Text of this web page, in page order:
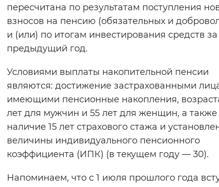
пересчитана по результатам поступления
взносов на пенсию (обязательных и
и (или) по итогам инвестирования средств за
предыдущий год.
Условиями выплаты накопительной пенсии
являются: достижение застрахованными
имеющими пенсионные накопления,
лет для мужчин и 55 лет для женщин, а также
наличие 15 лет страхового стажа и
величины индивидуального пенсионного
коэффициента (ИПК) (в текущем году — 30).
Напоминаем, что с 1 июля прошлого года